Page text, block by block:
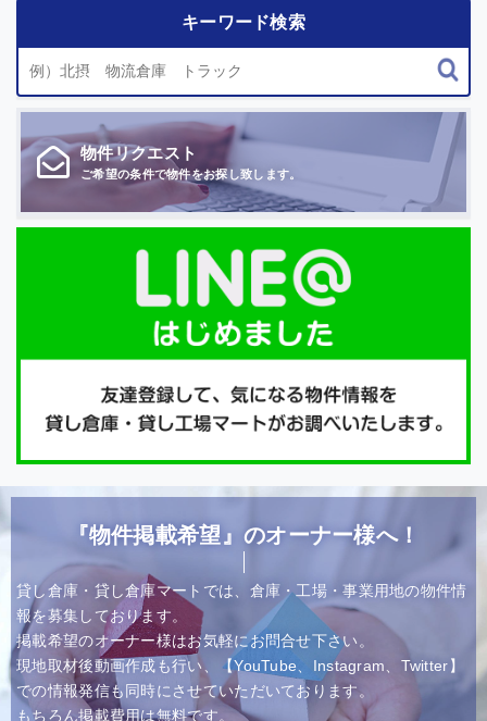
キーワード検索
物件リクエスト
ご希望の条件で物件をお探し致します。
『物件掲載希望』のオーナー様へ！
貸し倉庫・貸し倉庫マートでは、倉庫・工場・事業用地の物件情
報を募集しております。
掲載希望のオーナー様はお気軽にお問合せ下さい。
現地取材後動画作成も行い、【YouTube、Instagram、Twitter】
での情報発信も同時にさせていただいております。
もちろん掲載費用は無料です。